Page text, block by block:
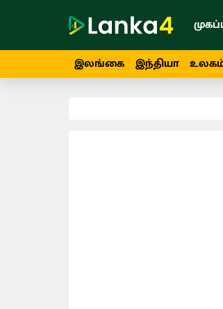
இலங்கை இந்தியா